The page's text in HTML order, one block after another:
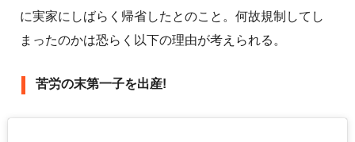
に実家にしばらく帰省したとのこと。何故規制してし
まったのかは恐らく以下の理由が考えられる。
苦労の末第一子を出産!